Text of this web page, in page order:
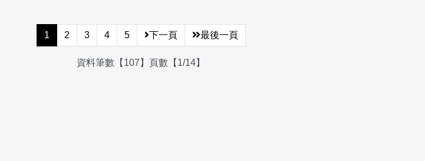
1 2 3 4 5 下一頁 最後一頁
資料筆數【107】頁數【1/14】